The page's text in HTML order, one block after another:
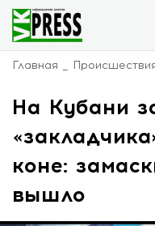
Главная
На Кубани
коне:
вышло